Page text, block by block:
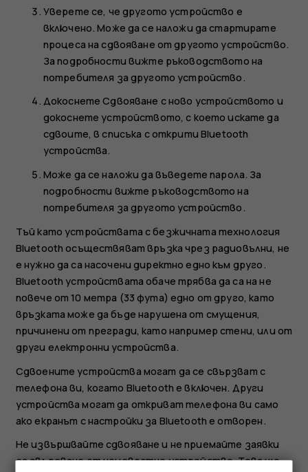
Уверете се, че другото устройство е
включено. Може да се наложи да стартирате
процеса на сдвояване от другото устройство.
За подробности вижте ръководството на
потребителя за другото устройство.
ДокоснетеСдвояване с ново устройството и
докоснете устройството, с което искате да
сдвоите, в списъка с открити Bluetooth
устройства.
Може да се наложи да въведете парола. За
подробности вижте ръководството на
потребителя за другото устройство.
Тъй като устройствата с безжичната технология
Bluetooth осъществяват връзка чрез радиовълни, не
е нужно да са насочени директно едно към друго.
Bluetooth устройствата обаче трябва да са на не
повече от 10 метра (33 фута) едно от друго, като
връзката може да бъде нарушена от смущения,
причинени от прегради, като например стени, или от
други електронни устройства.
Сдвоените устройства могат да се свързват с
телефона ви, когато Bluetooth е включен. Други
устройства могат да откриват телефона ви само
ако екранът с настройки за Bluetooth е отворен.
Не извършвайте сдвояване и не приемайте заявки
за свързване от неизвестно устройство. Това ще